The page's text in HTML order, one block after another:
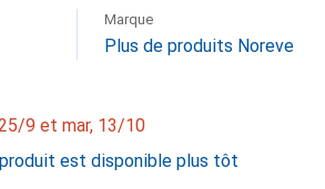
Marque
Plus de produits Noreve
25/9 et mar, 13/10
est disponible plus tôt